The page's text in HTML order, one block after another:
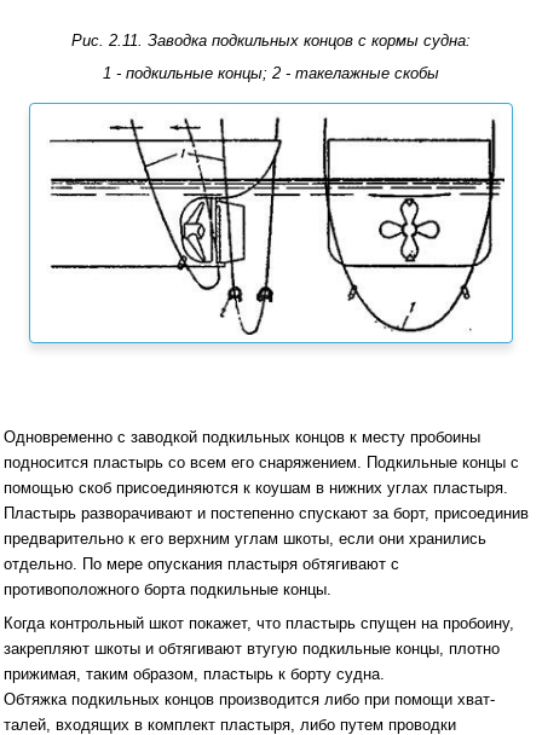
Рис. 2.11. Заводка подкильных концов с кормы судна:
1 - подкильные концы; 2 - такелажные скобы
Одновременно с заводкой подкильных концов к месту пробоины
подносится пластырь со всем его снаряжением. Подкильные концы с
помощью скоб присоединяются к коушам в нижних углах пластыря.
Пластырь разворачивают и постепенно спускают за борт, присоединив
предварительно к его верхним углам шкоты, если они хранились
отдельно. По мере опускания пластыря обтягивают с
противоположного борта подкильные концы.
Когда контрольный шкот покажет, что пластырь спущен на пробоину,
закрепляют шкоты и обтягивают втугую подкильные концы, плотно
прижимая, таким образом, пластырь к борту судна.
Обтяжка подкильных концов производится либо при помощи хват-
талей, входящих в комплект пластыря, либо путем проводки